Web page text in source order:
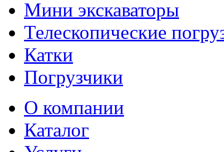
Мини экскаваторы
Телескопические
Катки
Погрузчики
О компании
Каталог